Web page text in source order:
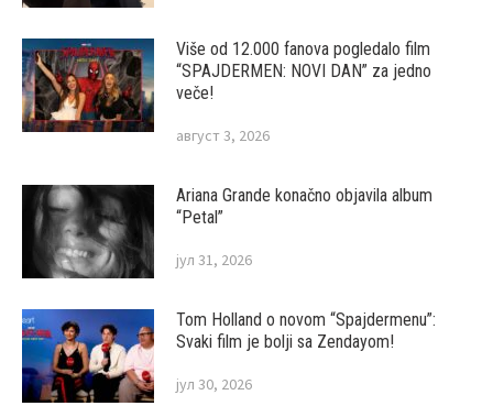
Više od 12.000 fanova pogledalo film
“SPAJDERMEN: NOVI DAN” za jedno
veče!
август 3, 2026
Ariana Grande konačno objavila album
“Petal”
јул 31, 2026
Tom Holland o novom “Spajdermenu”:
Svaki film je bolji sa Zendayom!
јул 30, 2026